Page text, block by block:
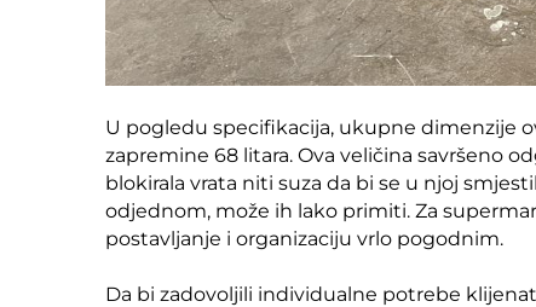
U pogledu specifikacija, ukupne dimenzije
zapremine 68 litara. Ova veličina savršeno
blokirala vrata niti suza da bi se u njoj
odjednom, može ih lako primiti. Za
postavljanje i organizaciju vrlo pogodnim.
Da bi zadovoljili individualne potrebe